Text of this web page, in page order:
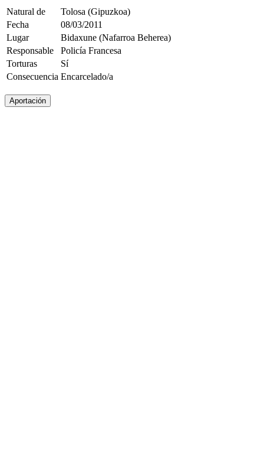
Natural de
Tolosa (Gipuzkoa)
Fecha
08/03/2011
Lugar
Bidaxune (Nafarroa Beherea)
Responsable
Policía Francesa
Torturas
Sí
Consecuencia Encarcelado/a